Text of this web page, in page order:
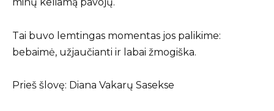
minų keliamą pavojų.
Tai buvo lemtingas momentas jos palikime:
bebaimė, užjaučianti ir labai žmogiška.
Prieš šlovę: Diana Vakarų Sasekse